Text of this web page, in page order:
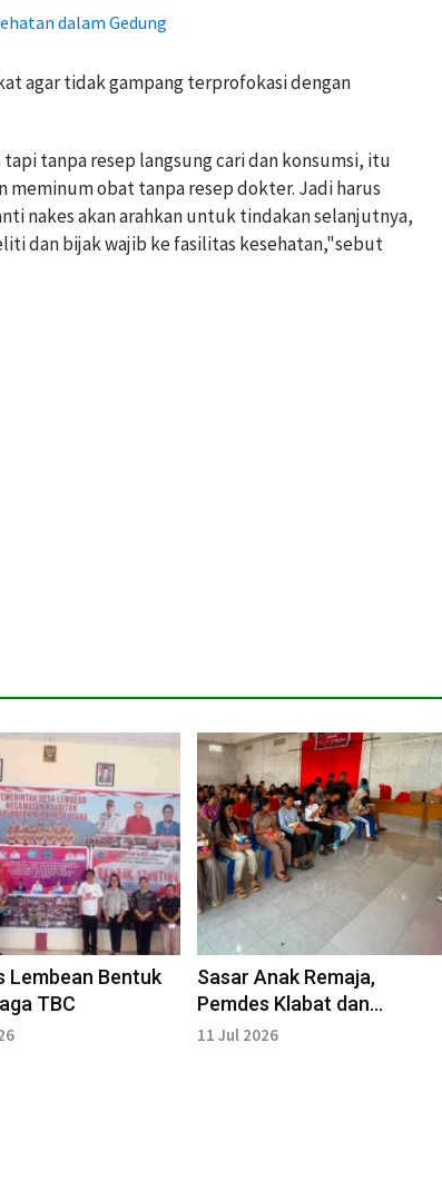
dalam Gedung
agar tidak gampang terprofokasi dengan
tanpa resep langsung cari dan konsumsi, itu
meminum obat tanpa resep dokter. Jadi harus
nakes akan arahkan untuk tindakan selanjutnya,
dan bijak wajib ke fasilitas kesehatan,"sebut
Lembean Bentuk
TBC
Sasar Anak Remaja,
Pemdes Klabat dan
Puskesmas Tatelu Gelar
11 Jul 2026